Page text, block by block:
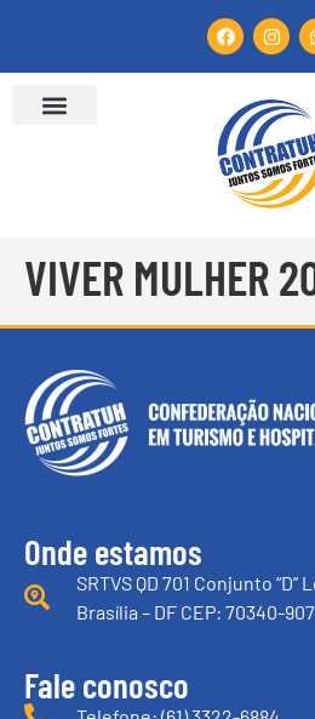
VIVER MULHER
Onde estamos
SRTVS QD 701 Conjunto “D”
Brasília – DF CEP: 70340-907
Fale conosco